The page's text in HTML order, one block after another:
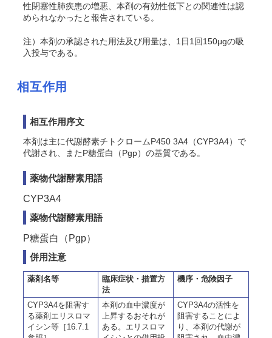
性閉塞性肺疾患の増悪、本剤の有効性低下との関連性は認
められなかったと報告されている。
注）本剤の承認された用法及び用量は、1日1回150μgの吸
入投与である。
相互作用
相互作用序文
本剤は主に代謝酵素チトクロームP450 3A4（CYP3A4）で
代謝され、またP糖蛋白（Pgp）の基質である。
薬物代謝酵素用語
CYP3A4
薬物代謝酵素用語
P糖蛋白（Pgp）
併用注意
薬剤名等
臨床症状・措置方
法
機序・危険因子
CYP3A4を阻害す
る薬剤エリスロマ
イシン等［16.7.1
本剤の血中濃度が
上昇するおそれが
ある。エリスロマ
CYP3A4の活性を
阻害することによ
り、本剤の代謝が